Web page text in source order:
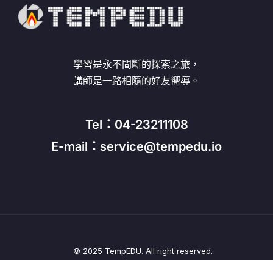
學習是永不間斷的探索之旅，
講師是一路相隨的好友嚮導。
Tel：04-23211108
E-mail：service@tempedu.io
© 2025 TempEDU. All right reserved.